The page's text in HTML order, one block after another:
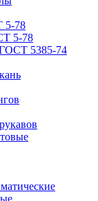
5-78
5-78
5385-74